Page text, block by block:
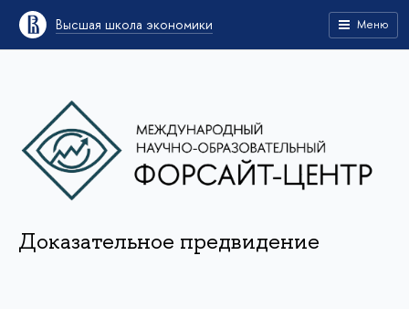
Высшая школа экономики Меню
Доказательное предвидение